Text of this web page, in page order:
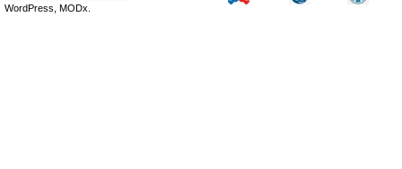
WordPress, MODx.